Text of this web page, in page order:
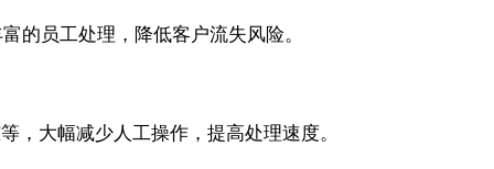
的员工处理，降低客户流失风险。
，大幅减少人工操作，提高处理速度。